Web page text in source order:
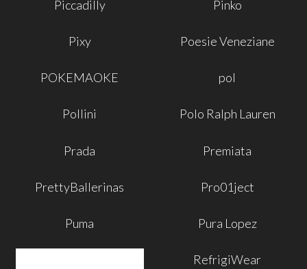
Piccadilly Pinko
Pixy Poesie Veneziane
POKEMAOKE pol
Pollini Polo Ralph Lauren
Prada Premiata
PrettyBallerinas Pro01ject
Puma Pura Lopez
RefrigiWear